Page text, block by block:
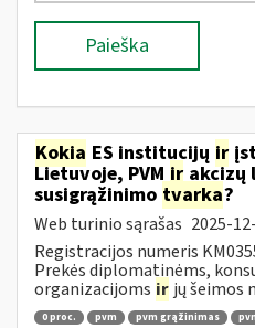
Paieška
Kokia ES institucijų ir
Lietuvoje, PVM ir akcizų
susigrąžinimo tvarka?
Web turinio sąrašas 2025-
Registracijos numeris
Prekės diplomatinėms,
organizacijoms ir jų šeimos
0 proc. pvm pvm grąžinimas